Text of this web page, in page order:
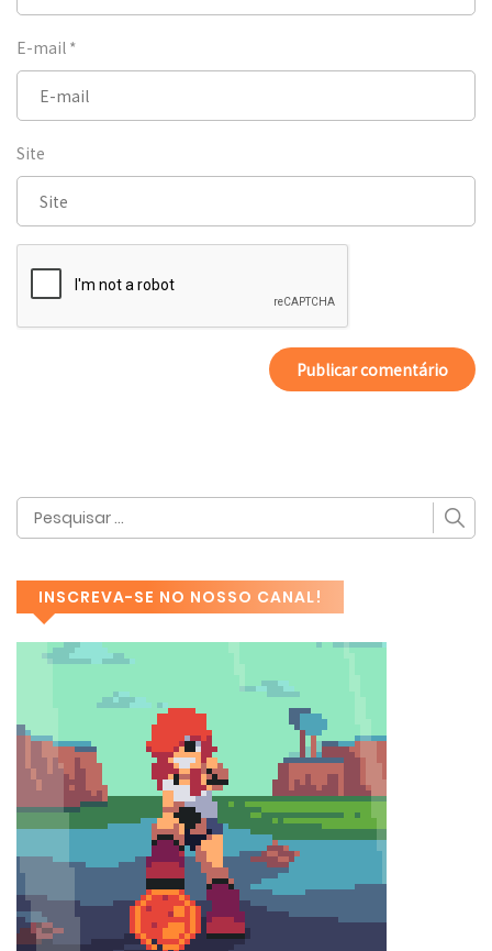
E-mail *
Site
INSCREVA-SE NO NOSSO CANAL!